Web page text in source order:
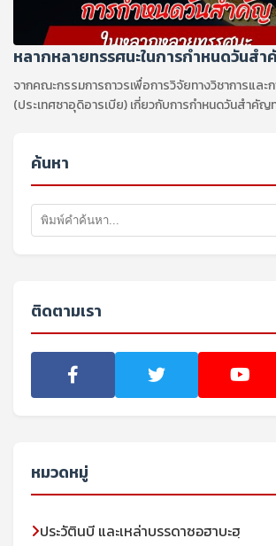
หลากหลายทรรศนะในการกำหนดวันส
จากคณะกรรมการถาวรเพื่อการวิจัยทางวิชาการแล
(ประเทศซาอุดิอารเบีย) เกี่ยวกับการกำหนดวันสำคัญ
ค้นหา
ติดตามเรา
หมวดหมู่
ประวัตินบี และเหล่าบรรดาซอฮาบะฮฺ